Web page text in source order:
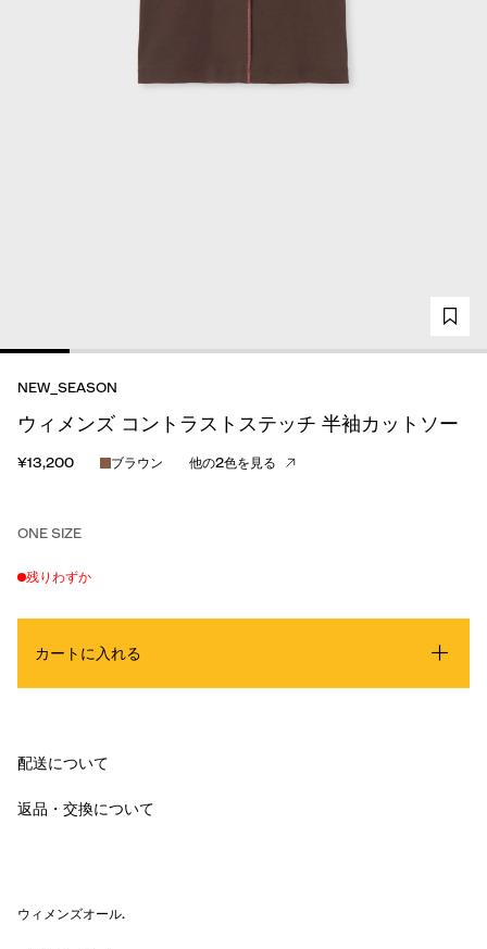
NEW_SEASON
ウィメンズ コントラストステッチ 半袖カットソー
¥13,200 ブラウン 他の2色を見る
ONE SIZE
残りわずか
カートに入れる
配送について
返品・交換について
ウィメンズオール.